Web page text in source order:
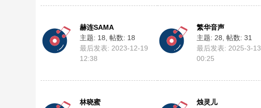
赫连SAMA
主题: 18 帖数: 18
最后发表: 2023-12-19
12:38
繁华音声
主题: 28 帖数: 31
最后发表: 2025-3-13
00:25
林晓蜜
烛灵儿